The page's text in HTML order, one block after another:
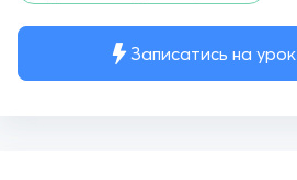
Записатись на урок